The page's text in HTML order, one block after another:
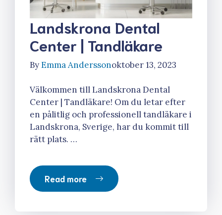
Landskrona Dental
Center | Tandläkare
ByEmma Anderssonoktober 13, 2023
Välkommen till Landskrona Dental
Center | Tandläkare! Om du letar efter
en pålitlig och professionell tandläkare i
Landskrona, Sverige, har du kommit till
rätt plats. …
Read more